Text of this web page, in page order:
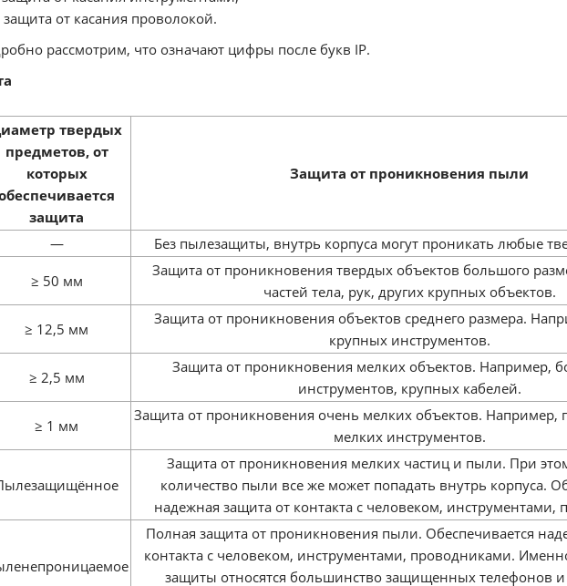
от касания проволокой.
рассмотрим, что означают цифры после букв IP.
твердых
предметов, от
которых
защита
Защита от проникновения пыли
— Без пылезащиты, внутрь корпуса могут проникать любые
≥ 50 мм
Защита от проникновения твердых объектов большого
частей тела, рук, других крупных объектов.
≥ 12,5 мм
Защита от проникновения объектов среднего размера.
крупных инструментов.
≥ 2,5 мм
Защита от проникновения мелких объектов. Например,
инструментов, крупных кабелей.
≥ 1 мм
Защита от проникновения очень мелких объектов. Например,
мелких инструментов.
Защита от проникновения мелких частиц и пыли. При
количество пыли все же может попадать внутрь корпуса.
надежная защита от контакта с человеком, инструментами,
Полная защита от проникновения пыли. Обеспечивается
контакта с человеком, инструментами, проводниками.
защиты относятся большинство защищенных телефонов